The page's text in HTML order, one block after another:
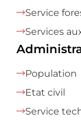
Service
Services
Population
Etat civil
Service